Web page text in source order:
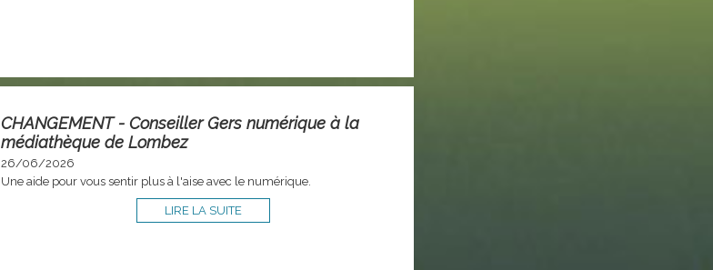
CHANGEMENT - Conseiller Gers numérique à la
médiathèque de Lombez
26/06/2026
Une aide pour vous sentir plus à l'aise avec le numérique.
LIRE LA SUITE